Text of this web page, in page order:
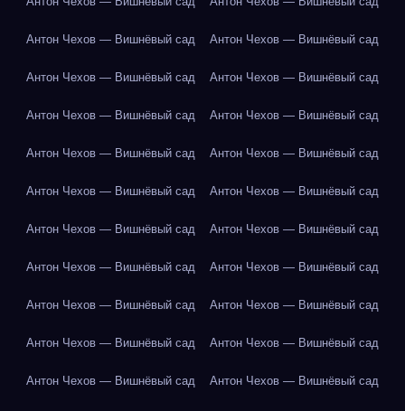
Антон Чехов — Вишнёвый сад Антон Чехов — Вишнёвый сад
Антон Чехов — Вишнёвый сад Антон Чехов — Вишнёвый сад
Антон Чехов — Вишнёвый сад Антон Чехов — Вишнёвый сад
Антон Чехов — Вишнёвый сад Антон Чехов — Вишнёвый сад
Антон Чехов — Вишнёвый сад Антон Чехов — Вишнёвый сад
Антон Чехов — Вишнёвый сад Антон Чехов — Вишнёвый сад
Антон Чехов — Вишнёвый сад Антон Чехов — Вишнёвый сад
Антон Чехов — Вишнёвый сад Антон Чехов — Вишнёвый сад
Антон Чехов — Вишнёвый сад Антон Чехов — Вишнёвый сад
Антон Чехов — Вишнёвый сад Антон Чехов — Вишнёвый сад